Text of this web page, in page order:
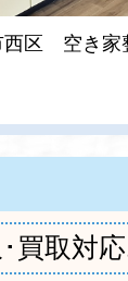
西区 空き家
買取対